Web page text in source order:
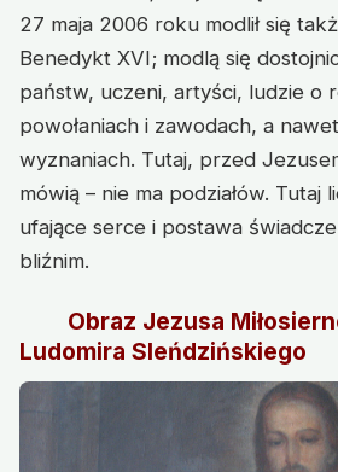
27 maja 2006 roku modlił się
Benedykt XVI; modlą się
państw, uczeni, artyści, ludzie o
powołaniach i zawodach, a
wyznaniach. Tutaj, przed
mówią – nie ma podziałów. Tutaj
ufające serce i postawa
bliźnim.
Obraz Jezusa
Ludomira Sleńdzińskiego